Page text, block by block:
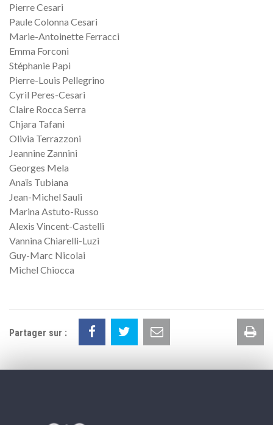
Pierre Cesari
Paule Colonna Cesari
Marie-Antoinette Ferracci
Emma Forconi
Stéphanie Papi
Pierre-Louis Pellegrino
Cyril Peres-Cesari
Claire Rocca Serra
Chjara Tafani
Olivia Terrazzoni
Jeannine Zannini
Georges Mela
Anaïs Tubiana
Jean-Michel Sauli
Marina Astuto-Russo
Alexis Vincent-Castelli
Vannina Chiarelli-Luzi
Guy-Marc Nicolai
Michel Chiocca
Partager sur :
la